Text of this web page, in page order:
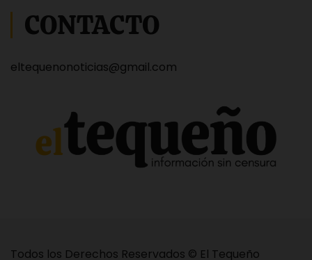
CONTACTO
eltequenonoticias@gmail.com
Todos los Derechos Reservados © El Tequeño